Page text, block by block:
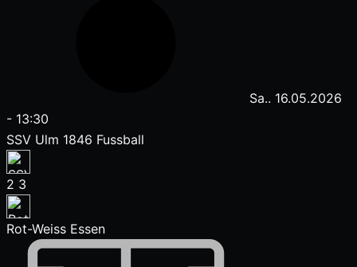
Sa.. 16.05.2026
- 13:30
SSV Ulm 1846 Fussball
2 3
Rot-Weiss Essen